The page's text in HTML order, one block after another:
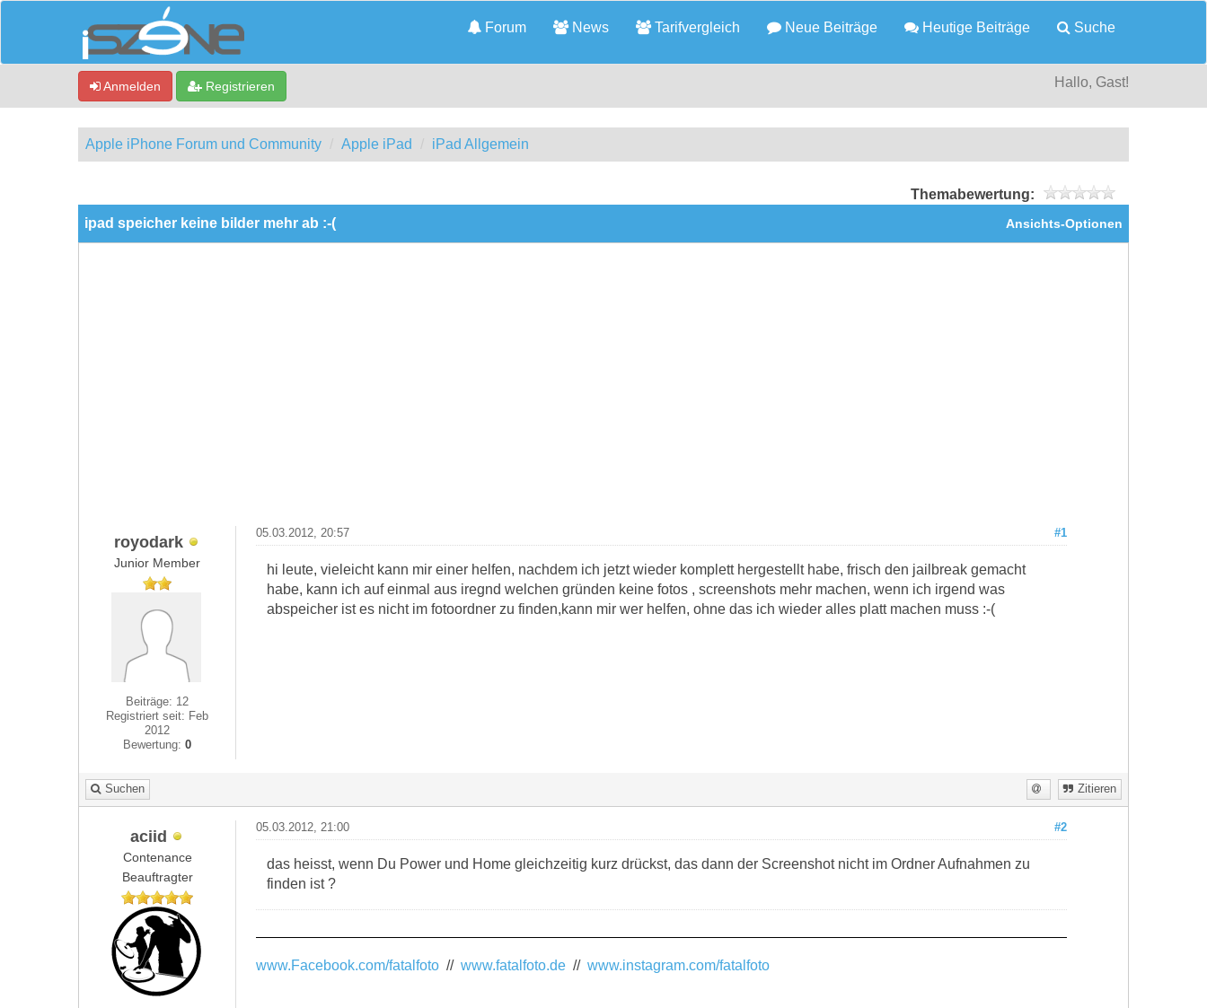
Forum News Tarifvergleich Neue Beiträge Heutige Beiträge Suche
Anmelden Registrieren Hallo, Gast!
Apple iPhone Forum und Community Apple iPad iPad Allgemein
Themabewertung:
Ansichts-Optionen
ipad speicher keine bilder mehr ab :-(
royodark
Junior Member
Beiträge: 12
Registriert seit: Feb
2012
Bewertung:0
#1
05.03.2012, 20:57
hi leute, vieleicht kann mir einer helfen, nachdem ich jetzt wieder komplett hergestellt habe, frisch den jailbreak gemacht
habe, kann ich auf einmal aus iregnd welchen gründen keine fotos , screenshots mehr machen, wenn ich irgend was
abspeicher ist es nicht im fotoordner zu finden,kann mir wer helfen, ohne das ich wieder alles platt machen muss :-(
Suchen Zitieren
aciid
Contenance
Beauftragter
#2
05.03.2012, 21:00
das heisst, wenn Du Power und Home gleichzeitig kurz drückst, das dann der Screenshot nicht im Ordner Aufnahmen zu
finden ist ?
www.Facebook.com/fatalfoto// www.fatalfoto.de// www.instagram.com/fatalfoto